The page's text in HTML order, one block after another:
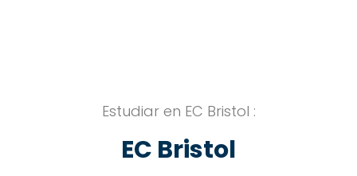
Estudiar en EC Bristol :
EC Bristol